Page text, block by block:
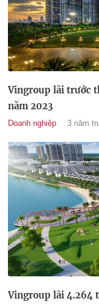
Vingroup lãi trước
năm 2023
Doanh nghiệp 3 năm
Vingroup lãi 4.264